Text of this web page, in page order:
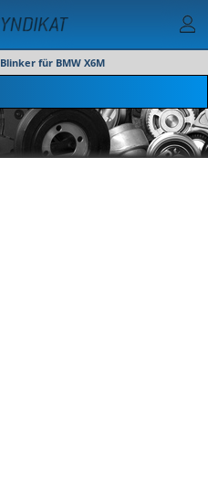
Blinker für BMW X6M